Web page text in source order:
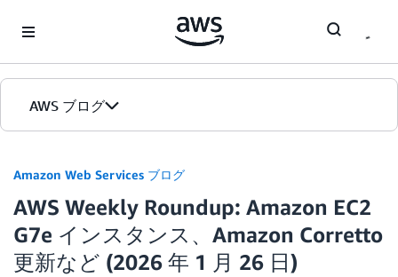
AWS ブログ
カテゴリ
エディション
Amazon Web Services ブログ
AWS Weekly Roundup: Amazon EC2
G7e インスタンス、Amazon Corretto
更新など (2026 年 1 月 26 日)